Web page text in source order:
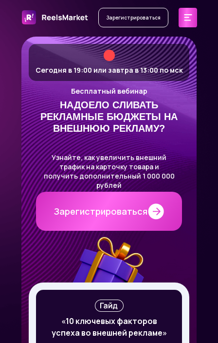
Бесплатный вебинар
Сегодня в 19:00 или завтра в 13:00 по мск
Узнайте, как увеличить внешний
трафик на карточку товара и
получить дополнительный 1 000 000
рублей
НАДОЕЛО СЛИВАТЬ
РЕКЛАМНЫЕ БЮДЖЕТЫ НА
ВНЕШНЮЮ РЕКЛАМУ?
«10 ключевых факторов
успеха во внешней рекламе»
Зарегистрироваться
Зарегистрироваться